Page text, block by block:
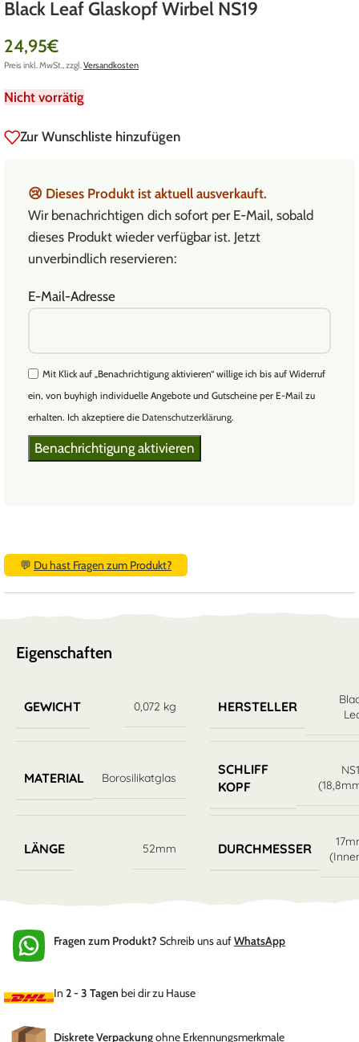
Black Leaf Glaskopf Wirbel NS19
24,95€
Preis inkl. MwSt., zzgl. Versandkosten
Nicht vorrätig
Zur Wunschliste hinzufügen
😢 Dieses Produkt ist aktuell ausverkauft.
Wir benachrichtigen dich sofort per E-Mail, sobald
dieses Produkt wieder verfügbar ist. Jetzt
unverbindlich reservieren:
E-Mail-Adresse
Mit Klick auf „Benachrichtigung aktivieren“ willige ich bis auf Widerruf
ein, von buyhigh individuelle Angebote und Gutscheine per E-Mail zu
erhalten. Ich akzeptiere die Datenschutzerklärung.
💬 Du hast Fragen zum Produkt?
Eigenschaften
GEWICHT 0,072 kg HERSTELLER
MATERIAL Borosilikatglas
SCHLIFF
KOPF
LÄNGE 52mm DURCHMESSER
Fragen zum Produkt? Schreib uns aufWhatsApp
In 2 - 3 Tagen bei dir zu Hause
Diskrete Verpackungohne Erkennungsmerkmale